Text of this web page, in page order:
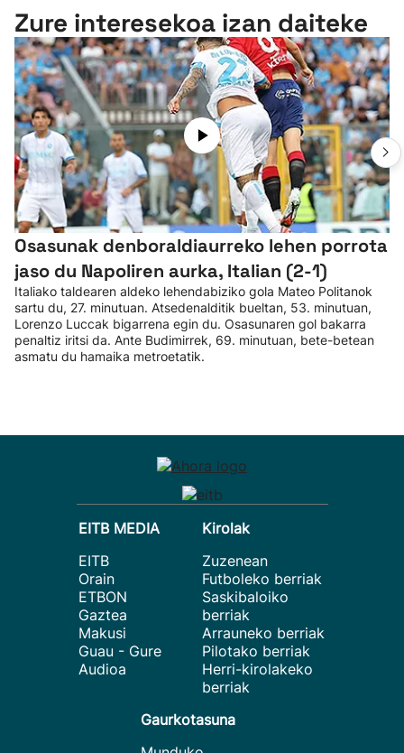
Zure interesekoa izan daiteke
Osasunak denboraldiaurreko lehen porrota
jaso du Napoliren aurka, Italian (2-1)
Italiako taldearen aldeko lehendabiziko gola Mateo Politanok
sartu du, 27. minutuan. Atsedenalditik bueltan, 53. minutuan,
Lorenzo Luccak bigarrena egin du. Osasunaren gol bakarra
penaltiz iritsi da. Ante Budimirrek, 69. minutuan, bete-betean
asmatu du hamaika metroetatik.
EITB MEDIA
EITB
Orain
ETBON
Gaztea
Makusi
Guau - Gure
Audioa
Kirolak
Zuzenean
Futboleko berriak
Saskibaloiko
berriak
Arrauneko berriak
Pilotako berriak
Herri-kirolakeko
berriak
Gaurkotasuna